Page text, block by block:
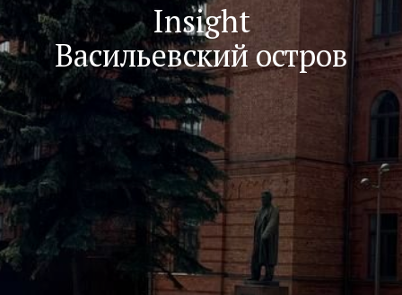
Insight
Васильевский остров